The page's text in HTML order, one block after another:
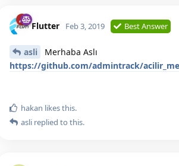
Flutter Feb 3, 2019 Best Answer
asli
Merhaba Aslı
https://github.com/admintrack/
hakan likes this.
asli replied to this.